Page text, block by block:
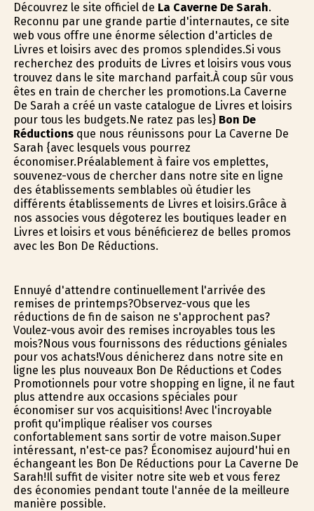
Découvrez le site officiel de La Caverne De Sarah.
Reconnu par une grande partie d'internautes, ce site
web vous offre une énorme sélection d'articles de
Livres et loisirs avec des promos splendides.Si vous
recherchez des produits de Livres et loisirs vous vous
trouvez dans le site marchand parfait.À coup sûr vous
êtes en train de chercher les promotions.La Caverne
De Sarah a créé un vaste catalogue de Livres et loisirs
pour tous les budgets.Ne ratez pas les} Bon De
Réductionsque nous réunissons pour La Caverne De
Sarah {avec lesquels vous pourrez
économiser.Préalablement à faire vos emplettes,
souvenez-vous de chercher dans notre site en ligne
des établissements semblables où étudier les
différents établissements de Livres et loisirs.Grâce à
nos associes vous dégoterez les boutiques leader en
Livres et loisirs et vous bénéficierez de belles promos
avec les Bon De Réductions.
Ennuyé d'attendre continuellement l'arrivée des
remises de printemps?Observez-vous que les
réductions de fin de saison ne s'approchent pas?
Voulez-vous avoir des remises incroyables tous les
mois?Nous vous fournissons des réductions géniales
pour vos achats!Vous dénicherez dans notre site en
ligne les plus nouveaux Bon De Réductions et Codes
Promotionnels pour votre shopping en ligne, il ne faut
plus attendre aux occasions spéciales pour
économiser sur vos acquisitions! Avec l'incroyable
profit qu'implique réaliser vos courses
confortablement sans sortir de votre maison.Super
intéressant, n'est-ce pas? Économisez aujourd'hui en
échangeant les Bon De Réductions pour La Caverne De
Sarah!Il suffit de visiter notre site web et vous ferez
des économies pendant toute l'année de la meilleure
manière possible.